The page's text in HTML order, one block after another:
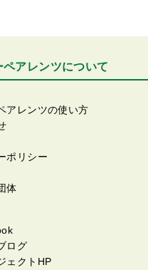
ペアレンツについて
アレンツの使い方
ポリシー
体
ログ
ェクトHP